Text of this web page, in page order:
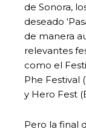
de Sonora,
deseado
de manera
relevantes
como el
Phe Festival
y Hero Fest
Pero la final